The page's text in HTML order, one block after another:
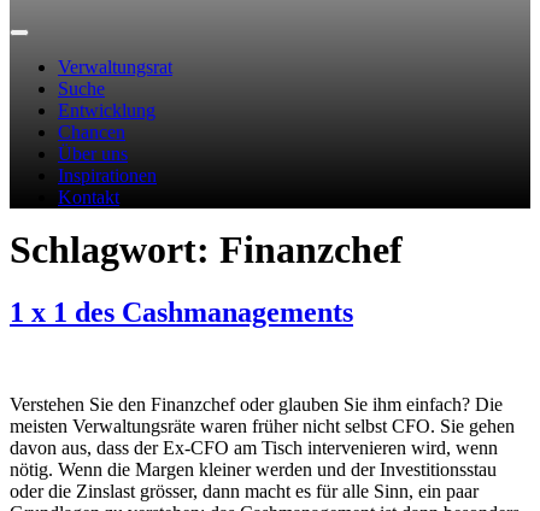
Verwaltungsrat
Suche
Entwicklung
Chancen
Über uns
Inspirationen
Kontakt
Schlagwort: Finanzchef
1 x 1 des Cashmanagements
Verstehen Sie den Finanzchef oder glauben Sie ihm einfach? Die
meisten Verwaltungsräte waren früher nicht selbst CFO. Sie gehen
davon aus, dass der Ex-CFO am Tisch intervenieren wird, wenn
nötig. Wenn die Margen kleiner werden und der Investitionsstau
oder die Zinslast grösser, dann macht es für alle Sinn, ein paar